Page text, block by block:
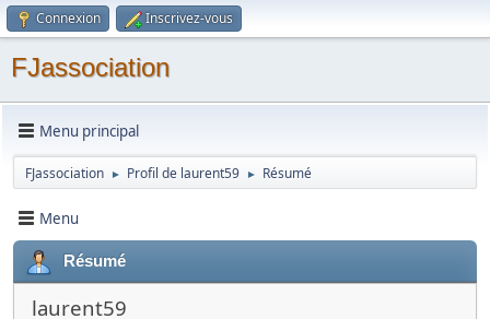
Connexion Inscrivez-vous
FJassociation
Menu principal
FJassociation ► Profil de laurent59 ► Résumé
Menu
Résumé
laurent59